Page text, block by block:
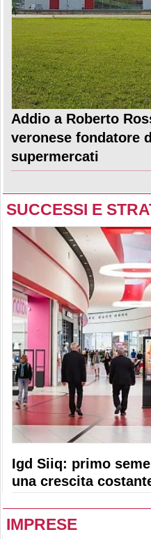
Addio a Roberto
veronese fondatore
supermercati
SUCCESSI E
Igd Siiq: primo
una crescita
IMPRESE